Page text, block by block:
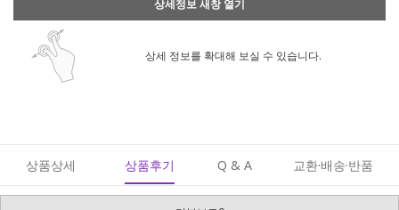
상세정보 새창 열기
상세 정보를 확대해 보실 수 있습니다.
상품상세 상품후기 Q & A 교환·배송·반품